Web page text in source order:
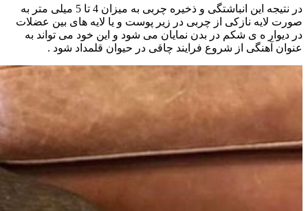
در نتیجه این انباشتگی و ذخیره چربی به میزان 4 تا 5 میلی متر به
صورت لایه نازکی از چربی در زیر پوست و یا لایه های بین عضلات
در دیوار ه ی شکم در بدن نمایان می شود و این خود می تواند به
عنوان آهنگی از شروع فرایند چاقی در حیوان قلمداد شود .